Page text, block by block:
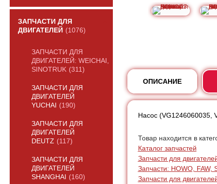
ЗАПЧАСТИ ДЛЯ
ДВИГАТЕЛЕЙ (1076)
ЗАПЧАСТИ ДЛЯ
ДВИГАТЕЛЕЙ: WEICHAI,
SINOTRUK (311)
ЗАПЧАСТИ ДЛЯ
ДВИГАТЕЛЕЙ
YUCHAI (190)
ЗАПЧАСТИ ДЛЯ
ДВИГАТЕЛЕЙ
DEUTZ (117)
ЗАПЧАСТИ ДЛЯ
ДВИГАТЕЛЕЙ
SHANGHAI (160)
ОПИСАНИЕ
Насос (VG1246060035,
Товар находится в
Каталог запчастей
Запчасти для
Запчасти: HOWO, FAW,
Запчасти для